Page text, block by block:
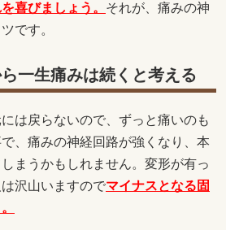
喜びましょう。 それが、痛みの神
です。
一生痛みは続くと考える
は戻らないので、ずっと痛いのも
、痛みの神経回路が強くなり、本
まうかもしれません。変形が有っ
沢山いますのでマイナスとなる固